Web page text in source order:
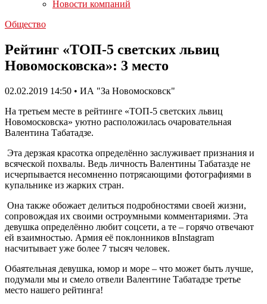
Новости компаний
Общество
Рейтинг «ТОП-5 светских львиц
Новомосковска»: 3 место
02.02.2019 14:50 • ИА "За Новомосковск"
На третьем месте в рейтинге «ТОП-5 светских львиц
Новомосковска» уютно расположилась очаровательная
Валентина Табатадзе.
Эта дерзкая красотка определённо заслуживает признания и
всяческой похвалы. Ведь личность Валентины Табатазде не
исчерпывается несомненно потрясающими фотографиями в
купальнике из жарких стран.
Она также обожает делиться подробностями своей жизни,
сопровождая их своими остроумными комментариями. Эта
девушка определённо любит соцсети, а те – горячо отвечают
ей взаимностью. Армия её поклонников вInstagram
насчитывает уже более 7 тысяч человек.
Обаятельная девушка, юмор и море – что может быть лучше,
подумали мы и смело отвели Валентине Табатадзе третье
место нашего рейтинга!